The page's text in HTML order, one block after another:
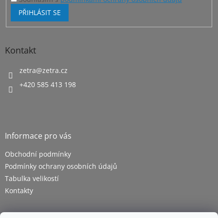
PŘIHLÁSIT SE
Kontakt
zetra@zetra.cz
+420 585 413 198
Informace pro vás
Obchodní podmínky
Podmínky ochrany osobních údajů
Tabulka velikostí
Kontakty